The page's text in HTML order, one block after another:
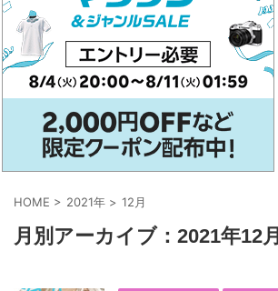
HOME > 2021年 > 12月
月別アーカイブ：2021年12月